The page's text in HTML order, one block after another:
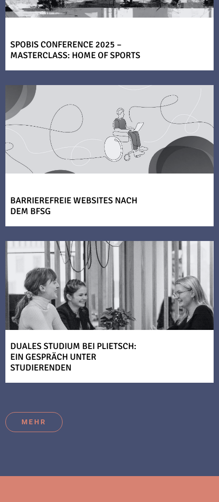
SPOBIS CONFERENCE 2025 –
MASTERCLASS: HOME OF SPORTS
BARRIEREFREIE WEBSITES NACH
DEM BFSG
DUALES STUDIUM BEI PLIETSCH:
EIN GESPRÄCH UNTER
STUDIERENDEN
MEHR